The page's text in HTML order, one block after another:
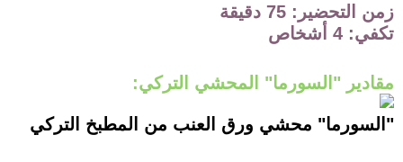
زمن التحضير: 75 دقيقة
تكفي: 4 أشخاص
مقادير "السورما" المحشي التركي:
"السورما" محشي ورق العنب من المطبخ التركي